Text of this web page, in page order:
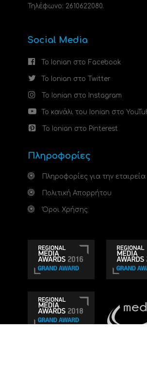
Τηλέφωνο: 2610622080.
Social Media
Το Ionian στο Facebook
Το Ionian στο Twitter
Το Ionian στο Instagram
Το κανάλι του Ionian στο
Το Ionian στο Pinterest
Πληροφορίες
Πληροφορίες για την εταιρεία
Πολιτική Απορρήτου
Όροι Χρήσης